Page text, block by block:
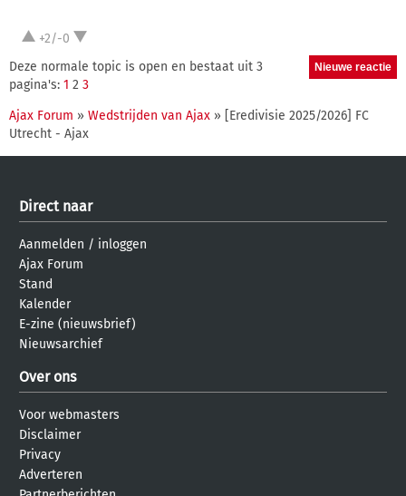
+2/-0
Deze normale topic is open en bestaat uit 3
pagina's: 1 2 3
Ajax Forum » Wedstrijden van Ajax » [Eredivisie 2025/2026] FC
Utrecht - Ajax
Direct naar
Aanmelden / inloggen
Ajax Forum
Stand
Kalender
E-zine (nieuwsbrief)
Nieuwsarchief
Over ons
Voor webmasters
Disclaimer
Privacy
Adverteren